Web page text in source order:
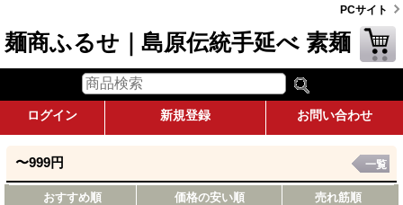
PCサイト
麺商ふるせ｜島原伝統手延べ 素麺
ログイン 新規登録 お問い合わせ
〜999円 一覧
おすすめ順 価格の安い順 売れ筋順